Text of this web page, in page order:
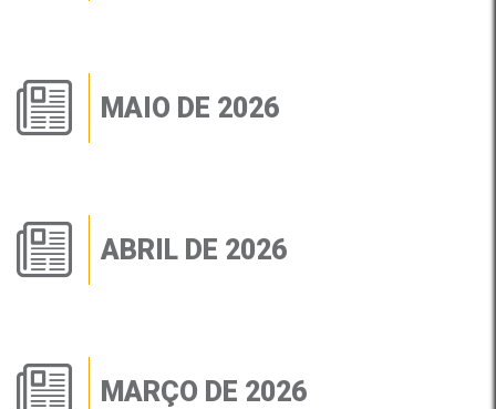
MAIO DE 2026
ABRIL DE 2026
MARÇO DE 2026